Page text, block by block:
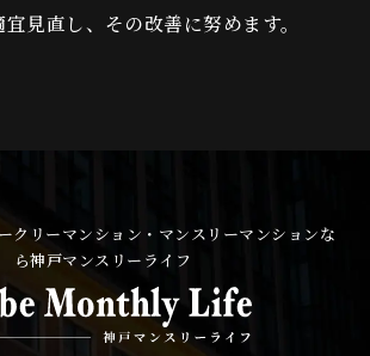
見直し、その改善に努めます。
クリーマンション・マンスリーマンションな
ら神戸マンスリーライフ